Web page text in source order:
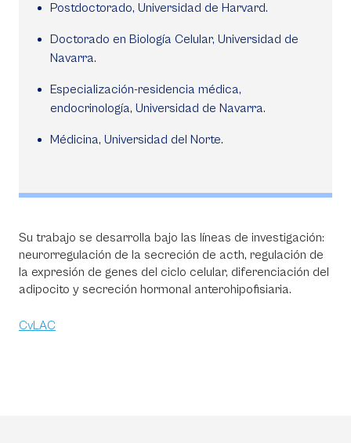
Postdoctorado, Universidad de Harvard.
Doctorado en Biología Celular, Universidad de
Navarra.
Especialización-residencia médica,
endocrinología, Universidad de Navarra.
Médicina, Universidad del Norte.
Su trabajo se desarrolla bajo las líneas de investigación:
neurorregulación de la secreción de acth, regulación de
la expresión de genes del ciclo celular, diferenciación del
adipocito y secreción hormonal anterohipofisiaria.
CvLAC